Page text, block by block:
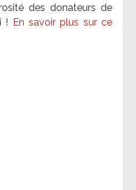
des donateurs de
!
En savoir plus sur ce